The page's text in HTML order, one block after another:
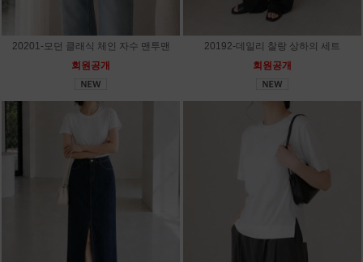
20201-모던 클래식 체인 자수 맨투맨
회원공개
20192-데일리 찰랑 상하의 세트
회원공개